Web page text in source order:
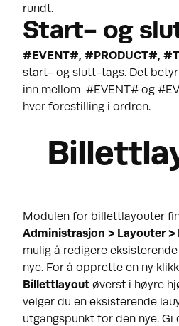
rundt.
Start- og
#EVENT#, #PRODUCT#,
start- og slutt-tags. Det
inn mellom #EVENT# og
hver forestilling i ordren.
Modulen for billettlayouter
Administrasjon > Layouter
mulig å redigere
nye. For å opprette en ny
Billettlayout øverst i høyre
velger du en eksisterende
utgangspunkt for den nye. Gi